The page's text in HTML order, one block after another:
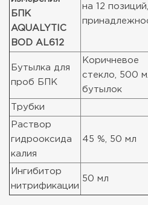
БПК
AQUALYTIC
BOD AL612
на 12
Бутылка для
проб БПК
Коричневое
стекло, 500
бутылок
Трубки
Раствор
гидрооксида
калия
45 %, 50 мл
Ингибитор
нитрификации
50 мл